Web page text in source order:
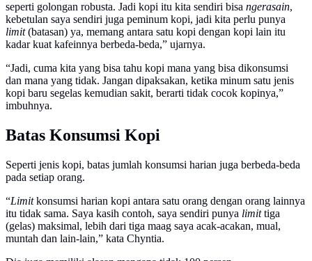
seperti golongan robusta. Jadi kopi itu kita sendiri bisa ngerasain,
kebetulan saya sendiri juga peminum kopi, jadi kita perlu punya
limit(batasan) ya, memang antara satu kopi dengan kopi lain itu
kadar kuat kafeinnya berbeda-beda,” ujarnya.
“Jadi, cuma kita yang bisa tahu kopi mana yang bisa dikonsumsi
dan mana yang tidak. Jangan dipaksakan, ketika minum satu jenis
kopi baru segelas kemudian sakit, berarti tidak cocok kopinya,”
imbuhnya.
Batas Konsumsi Kopi
Seperti jenis kopi, batas jumlah konsumsi harian juga berbeda-beda
pada setiap orang.
“Limitkonsumsi harian kopi antara satu orang dengan orang lainnya
itu tidak sama. Saya kasih contoh, saya sendiri punya limittiga
(gelas) maksimal, lebih dari tiga maag saya acak-acakan, mual,
muntah dan lain-lain,” kata Chyntia.